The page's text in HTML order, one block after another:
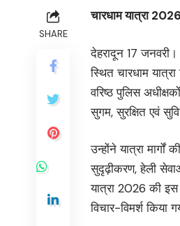
SHARE
चारधाम यात्रा
देहरादून 17
स्थित चारधाम
वरिष्ठ पुलिस
सुगम, सुरक्षित एवं
उन्होंने यात्रा
सुदृढ़ीकरण, हेली
यात्रा 2026 की इस
विचार-विमर्श किया